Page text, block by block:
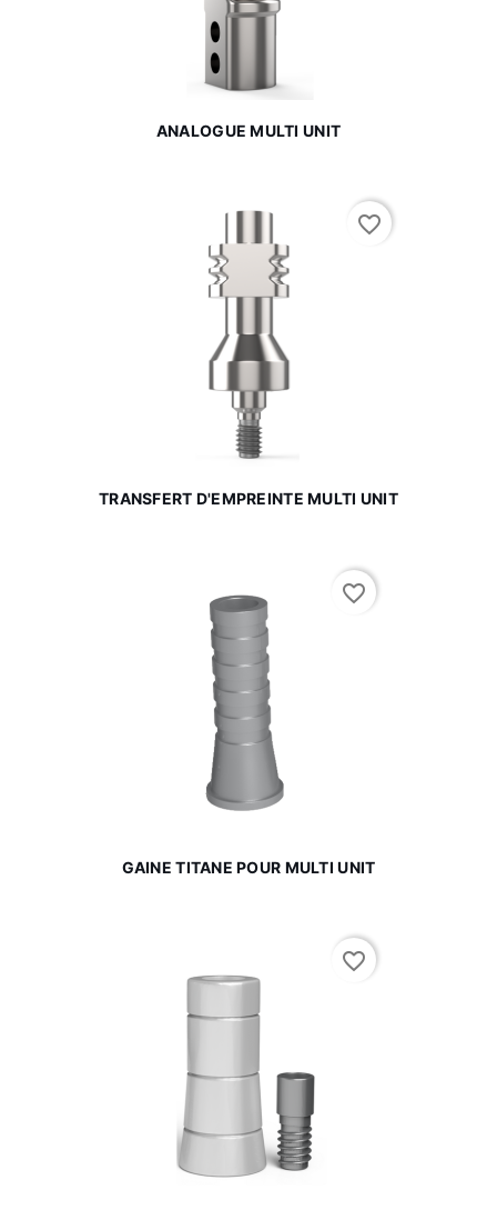
ANALOGUE MULTI UNIT
TRANSFERT D'EMPREINTE MULTI UNIT
favorite_border
GAINE TITANE POUR MULTI UNIT
favorite_border
favorite_border